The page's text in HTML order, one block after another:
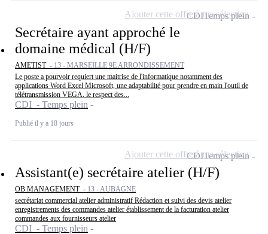
Secrétaire ayant approché le
domaine médical (H/F)
AMETIST - 13 - MARSEILLE 9E ARRONDISSEMENT
Le poste a pourvoir requiert une maitrise de l'informatique notamment des
applications Word Excel Microsoft, une adaptabilité pour prendre en main l'outil de
télétransmission VEGA. le respect des...
CDI - Temps plein
Publié il y a 18 jours
CDITemps plein
Ajouter cette offre à ma sélection
Assistant(e) secrétaire atelier (H/F)
OB MANAGEMENT - 13 - AUBAGNE
secrétariat commercial atelier administratif Rédaction et suivi des devis atelier
enregistrements des commandes atelier établissement de la facturation atelier
commandes aux fournisseurs atelier
CDI - Temps plein
CDITemps plein
Ajouter cette offre à ma sélection